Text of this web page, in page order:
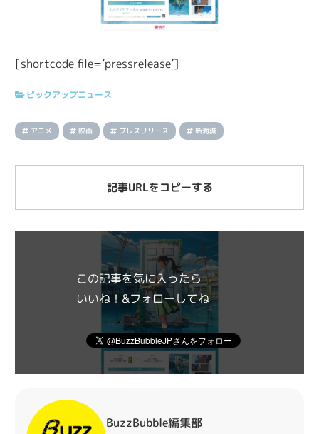
[shortcode file=’pressrelease’]
ピックアップニュース
アニメ 映画 プレスリリース 新海誠
記事URLをコピーする
この記事を気に入ったら
いいね！&フォローしてね
BuzzBubble編集部